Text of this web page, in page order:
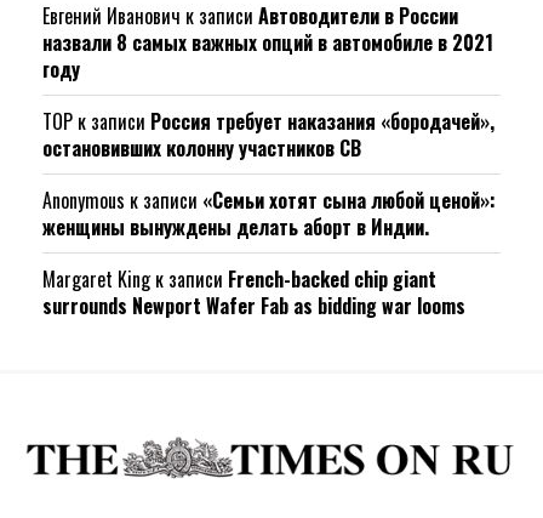
Евгений Иванович к записи Автоводители в России
назвали 8 самых важных опций в автомобиле в 2021
году
ТОР к записи Россия требует наказания «бородачей»,
остановивших колонну участников СВ
Anonymous к записи «Семьи хотят сына любой ценой»:
женщины вынуждены делать аборт в Индии.
Margaret Kingк записи French-backed chip giant
surrounds Newport Wafer Fab as bidding war looms